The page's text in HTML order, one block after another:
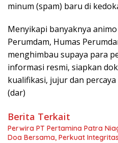
minum (spam) baru di
Menyikapi banyaknya
Perumdam, Humas
menghimbau supaya para
informasi resmi, siapkan
kualifikasi, jujur dan
(dar)
Berita Terkait
Perwira PT Pertamina Patra
Doa Bersama, Perkuat